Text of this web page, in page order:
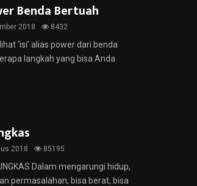
Benda Bertuah
2018 8432
‘isi’ alias power dari benda
langkah yang bisa Anda
2018 85195
Dalam mengarungi hidup,
permasalahan, bisa berat, bisa